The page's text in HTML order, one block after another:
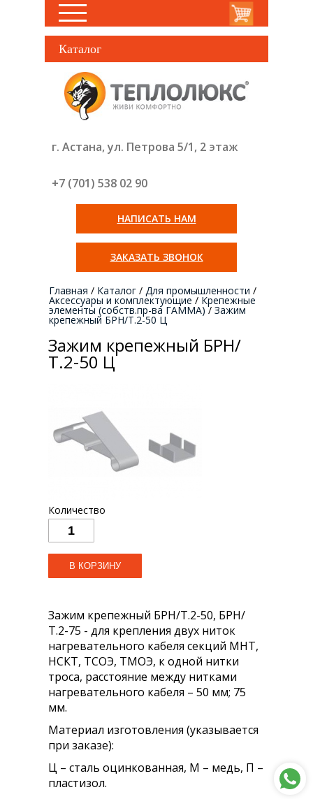
Каталог
г. Астана, ул. Петрова 5/1, 2 этаж
+7 (701) 538 02 90
НАПИСАТЬ НАМ
ЗАКАЗАТЬ ЗВОНОК
Главная / Каталог / Для промышленности /
Аксессуары и комплектующие / Крепежные
элементы (собств.пр-ва ГАММА) / Зажим
крепежный БРН/Т.2-50 Ц
Зажим крепежный БРН/
Т.2-50 Ц
Количество
Зажим крепежный БРН/Т.2-50, БРН/
Т.2-75 - для крепления двух ниток
нагревательного кабеля секций МНТ,
НСКТ, ТСОЭ, ТМОЭ, к одной нитки
троса, расстояние между нитками
нагревательного кабеля – 50 мм; 75
мм.
Материал изготовления (указывается
при заказе):
Ц – сталь оцинкованная, М – медь, П –
пластизол.